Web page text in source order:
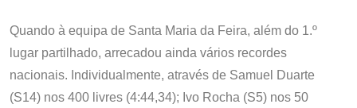
Quando à equipa de Santa Maria da Feira, além do 1.º
lugar partilhado, arrecadou ainda vários recordes
nacionais. Individualmente, através de Samuel Duarte
(S14) nos 400 livres (4:44,34); Ivo Rocha (S5) nos 50